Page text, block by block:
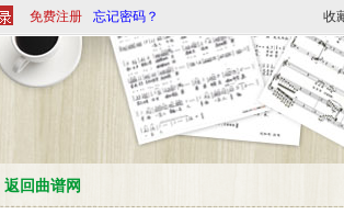
免费注册 忘记密码？ 收
返回曲谱网